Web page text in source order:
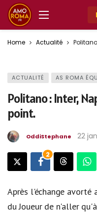
Home Actualité
ACTUALITÉ AS ROMA
Politano : Inter,
point.
OddiStephane 22
2
Après l'échange avorté
du Joueur de n'aller